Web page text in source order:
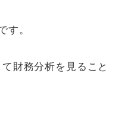
す。
財務分析を見ること